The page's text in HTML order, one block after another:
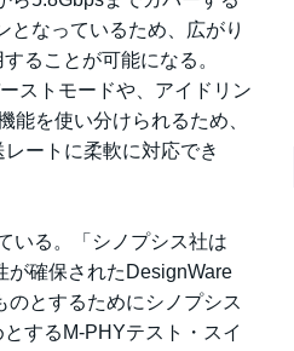
なっているため、広がり
ることが可能になる。
ストモードや、アイドリン
を使い分けられるため、
ートに柔軟に対応でき
いる。「シノプシス社は
が確保されたDesignWare
のとするためにシノプシス
するM-PHYテスト・スイ